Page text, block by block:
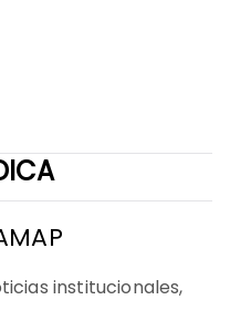
institucionales,